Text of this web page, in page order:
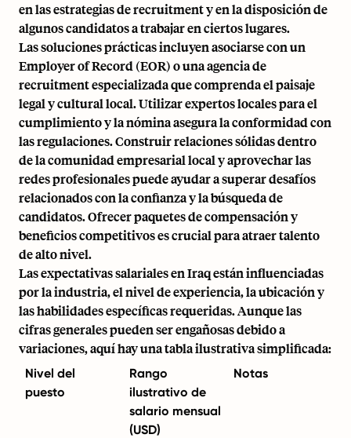
en las estrategias de recruitment y en la disposición de
algunos candidatos a trabajar en ciertos lugares.
Las soluciones prácticas incluyen asociarse con un
Employer of Record (EOR) o una agencia de
recruitment especializada que comprenda el paisaje
legal y cultural local. Utilizar expertos locales para el
cumplimiento y la nómina asegura la conformidad con
las regulaciones. Construir relaciones sólidas dentro
de la comunidad empresarial local y aprovechar las
redes profesionales puede ayudar a superar desafíos
relacionados con la confianza y la búsqueda de
candidatos. Ofrecer paquetes de compensación y
beneficios competitivos es crucial para atraer talento
de alto nivel.
Las expectativas salariales en Iraq están influenciadas
por la industria, el nivel de experiencia, la ubicación y
las habilidades específicas requeridas. Aunque las
cifras generales pueden ser engañosas debido a
variaciones, aquí hay una tabla ilustrativa simplificada:
Nivel del
puesto
Rango
ilustrativo de
salario mensual
(USD)
Notas